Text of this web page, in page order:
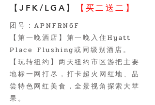
【JFK/LGA】
【买二送二】
团号：APNFRN6F
【第一晚酒店】第一晚入住Hyatt
Place Flushing或同级别酒店。
【玩转纽约】两天纽约市区游把主要
地标一网打尽，打卡超火网红地、品
尝特色网红美食，全景视角探索大苹
果。